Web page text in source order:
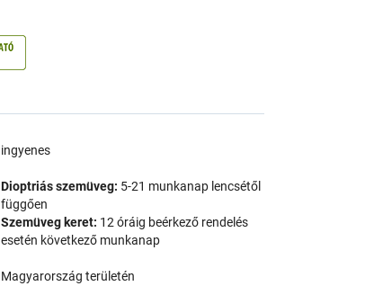
ingyenes
Dioptriás szemüveg: 5-21 munkanap lencsétől
függően
Szemüveg keret: 12 óráig beérkező rendelés
esetén következő munkanap
Magyarország területén